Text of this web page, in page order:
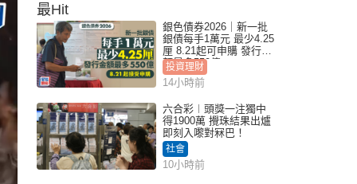
最Hit
銀色債券2026｜新一批
銀債每手1萬元 最少4.25
厘 8.21起可申購 發行金
額最多550億
投資理財
14小時前
六合彩︱頭獎一注獨中
得1900萬 攪珠結果出爐
即刻入嚟對冧巴！
社會
10小時前